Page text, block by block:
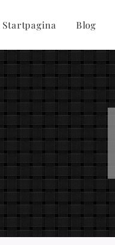
Startpagina Blog